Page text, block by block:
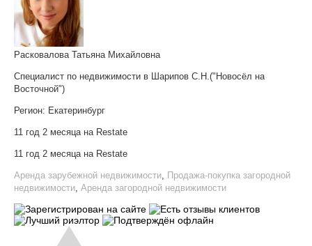
Расковалова Татьяна Михайловна
Специалист по недвижимости в Шарипов С.Н.("Новосёл на
Восточной")
Регион: Екатеринбург
11 год 2 месяца на Restate
11 год 2 месяца на Restate
Аренда зарубежной недвижимости, Продажа-покупка загородной
недвижимости, Аренда загородной недвижимости